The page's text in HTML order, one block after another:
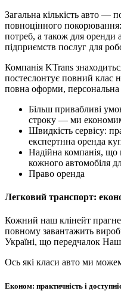
Загальна кількість авто —
повноцінного
потреб, а також для оренди
підприємств послуг для
Компанія KTrans
постеслонтує повний клас
повна оформи, персональна
Більш привабливі
строку — ми
Швидкість сервісу:
експертнна оренда
Надійна компанія, що
кожного автомобіля
Право оренда
Легковий транспорт:
Кожний наш клінейт
повному завантажить
Україні, що передчалок Наш
Ось які класи авто ми
Економ: практичність і